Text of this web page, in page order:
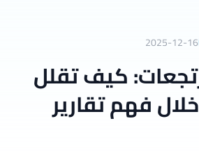
2025-12-16
كيف تقلل
فهم تقارير